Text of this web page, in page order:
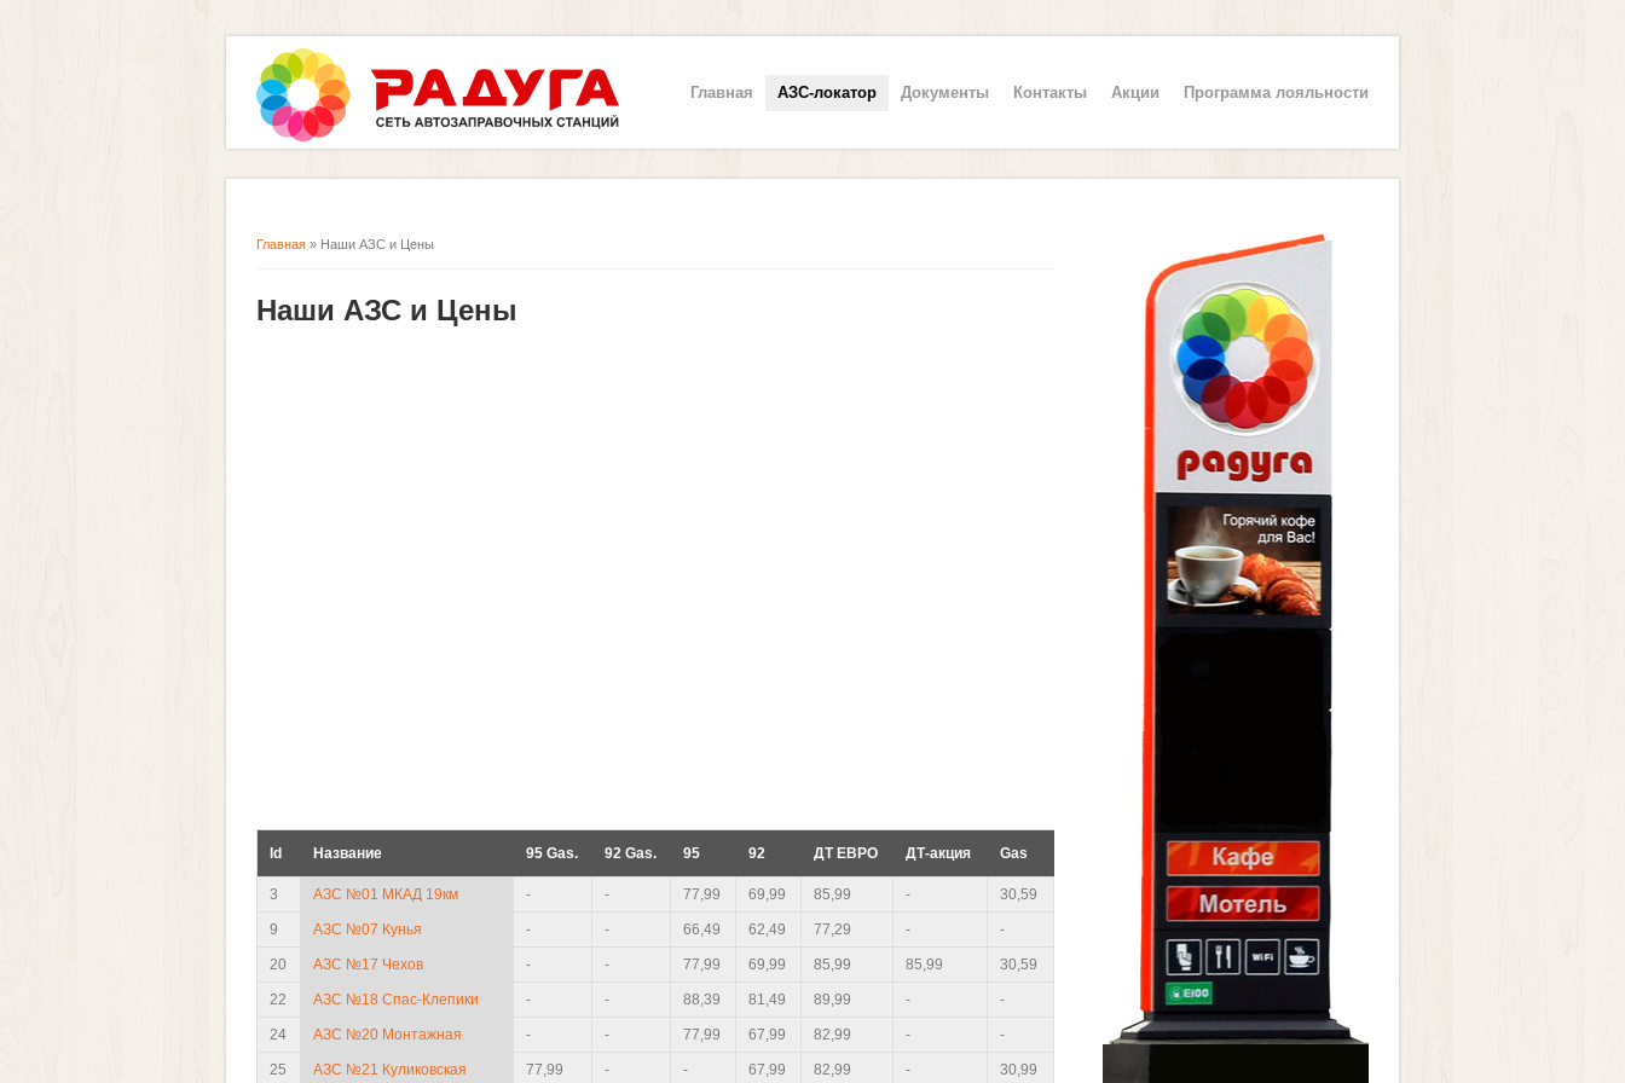
Главная АЗС-локатор Документы Контакты Акции Программа лояльности
Главная » Наши АЗС и Цены
Наши АЗС и Цены
Id Название 95 Gas. 92 Gas. 95 92 ДТ ЕВРО ДТ-акция Gas
3 АЗС №01 МКАД 19км - - 77,99 69,99 85,99 - 30,59
9 АЗС №07 Кунья - - 66,49 62,49 77,29 - -
20 АЗС №17 Чехов - - 77,99 69,99 85,99 85,99 30,59
22 АЗС №18 Спас-Клепики - - 88,39 81,49 89,99 - -
24 АЗС №20 Монтажная - - 77,99 67,99 82,99 - -
25 АЗС №21 Куликовская 77,99 - - 67,99 82,99 - 30,99